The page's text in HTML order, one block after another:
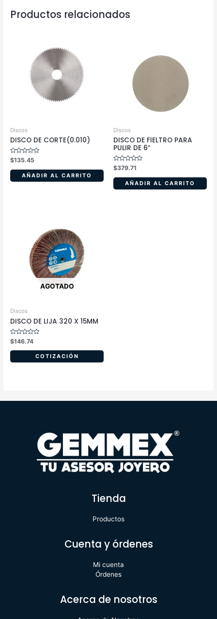
Productos relacionados
Discos
DISCO DE CORTE(0.010)
Valorado
en
0
5
$135.45
AÑADIR AL CARRITO
Discos
DISCO DE FIELTRO PARA
PULIR DE 6″
Valorado
en
0
5
$379.71
AÑADIR AL CARRITO
AGOTADO
Discos
DISCO DE LIJA 320 X 15MM
Valorado
en
0
5
$146.74
COTIZACIÓN
Tienda
Productos
Cuenta y órdenes
Mi cuenta
Órdenes
Acerca de nosotros